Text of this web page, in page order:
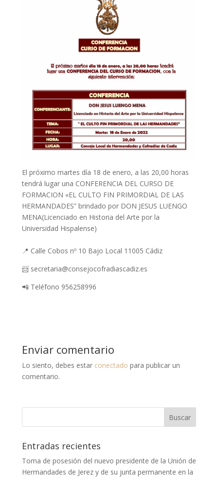
El próximo martes día 18 de enero, a las 20,00 horas
tendrá lugar una CONFERENCIA DEL CURSO DE
FORMACION «EL CULTO FIN PRIMORDIAL DE LAS
HERMANDADES” brindado por DON JESUS LUENGO
MENA(Licenciado en Historia del Arte por la
Universidad Hispalense)
📍 Calle Cobos nº 10 Bajo Local 11005 Cádiz
📨 secretaria@consejocofradiascadiz.es
📲 Teléfono 956258996
Enviar comentario
Lo siento, debes estar conectado para publicar un
comentario.
Entradas recientes
Toma de posesión del nuevo presidente de la Unión de
Hermandades de Jerez y de su junta permanente en la